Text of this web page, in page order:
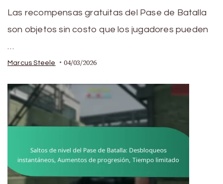
Las recompensas gratuitas del Pase de Batalla
son objetos sin costo que los jugadores pueden
…
Marcus Steele 04/03/2026